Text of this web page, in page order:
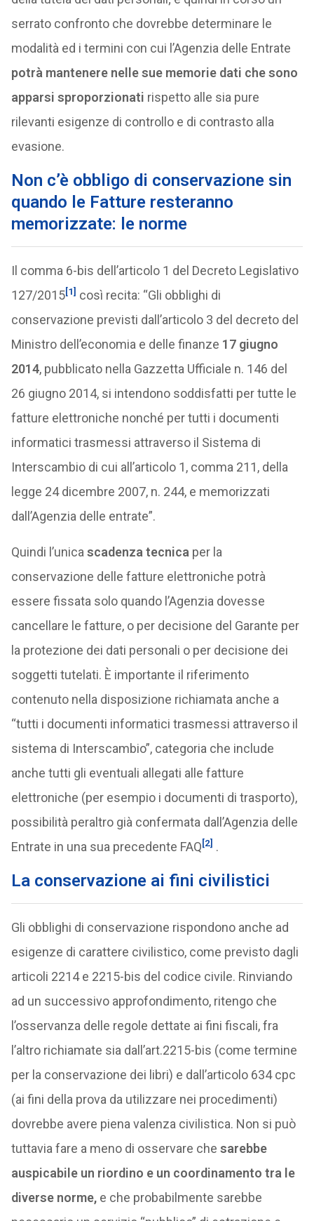
serrato confronto che dovrebbe determinare le
modalità ed i termini con cui l’Agenzia delle Entrate
potrà mantenere nelle sue memorie dati che sono
apparsi sproporzionati rispetto alle sia pure
rilevanti esigenze di controllo e di contrasto alla
evasione.
Non c’è obbligo di conservazione sin
quando le Fatture resteranno
memorizzate: le norme
Il comma 6-bis dell’articolo 1 del Decreto Legislativo
127/2015[1] così recita: “Gli obblighi di
conservazione previsti dall’articolo 3 del decreto del
Ministro dell’economia e delle finanze 17 giugno
2014, pubblicato nella Gazzetta Ufficiale n. 146 del
26 giugno 2014, si intendono soddisfatti per tutte le
fatture elettroniche nonché per tutti i documenti
informatici trasmessi attraverso il Sistema di
Interscambio di cui all’articolo 1, comma 211, della
legge 24 dicembre 2007, n. 244, e memorizzati
dall’Agenzia delle entrate”.
Quindi l’unica scadenza tecnica per la
conservazione delle fatture elettroniche potrà
essere fissata solo quando l’Agenzia dovesse
cancellare le fatture, o per decisione del Garante per
la protezione dei dati personali o per decisione dei
soggetti tutelati. È importante il riferimento
contenuto nella disposizione richiamata anche a
“tutti i documenti informatici trasmessi attraverso il
sistema di Interscambio”, categoria che include
anche tutti gli eventuali allegati alle fatture
elettroniche (per esempio i documenti di trasporto),
possibilità peraltro già confermata dall’Agenzia delle
Entrate in una sua precedente FAQ[2] .
La conservazione ai fini civilistici
Gli obblighi di conservazione rispondono anche ad
esigenze di carattere civilistico, come previsto dagli
articoli 2214 e 2215-bis del codice civile. Rinviando
ad un successivo approfondimento, ritengo che
l’osservanza delle regole dettate ai fini fiscali, fra
l’altro richiamate sia dall’art.2215-bis (come termine
per la conservazione dei libri) e dall’articolo 634 cpc
(ai fini della prova da utilizzare nei procedimenti)
dovrebbe avere piena valenza civilistica. Non si può
tuttavia fare a meno di osservare che sarebbe
auspicabile un riordino e un coordinamento tra le
diverse norme,e che probabilmente sarebbe